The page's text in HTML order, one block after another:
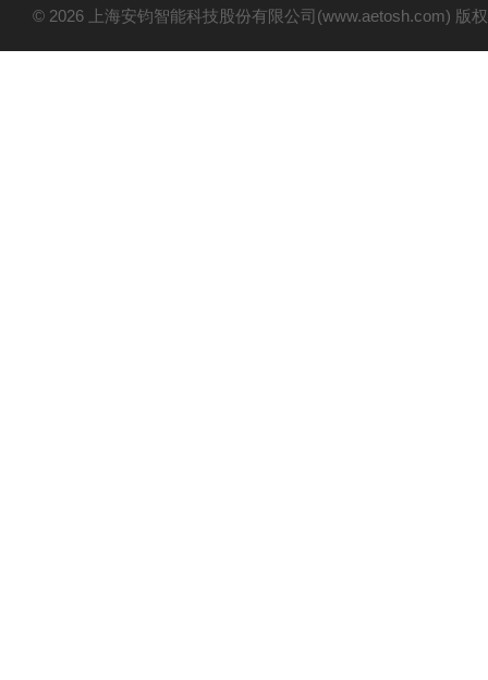
© 2026 上海安钧智能科技股份有限公司(www.aetosh.com)